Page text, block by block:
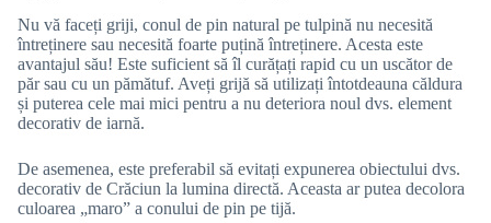
Nu vă faceți griji, conul de pin natural pe tulpină nu necesită
întreținere sau necesită foarte puțină întreținere. Acesta este
avantajul său! Este suficient să îl curățați rapid cu un uscător de
păr sau cu un pămătuf. Aveți grijă să utilizați întotdeauna căldura
și puterea cele mai mici pentru a nu deteriora noul dvs. element
decorativ de iarnă.
De asemenea, este preferabil să evitați expunerea obiectului dvs.
decorativ de Crăciun la lumina directă. Aceasta ar putea decolora
culoarea „maro” a conului de pin pe tijă.